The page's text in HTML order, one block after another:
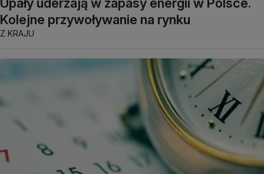
Kolejne przywoływanie na rynku
Z KRAJU